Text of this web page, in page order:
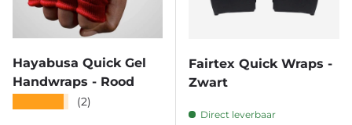
Hayabusa Quick Gel
Handwraps - Rood
(2)
Fairtex Quick Wraps -
Zwart
Direct leverbaar